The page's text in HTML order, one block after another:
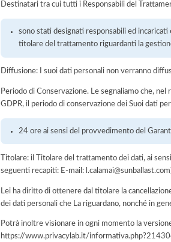
Destinatari tra cui tutti i Responsabili del
sono stati designati responsabili ed
titolare del trattamento riguardanti la
Diffusione: I suoi dati personali non verranno
Periodo di Conservazione. Le segnaliamo che,
GDPR, il periodo di conservazione dei Suoi dati
24 ore ai sensi del provvedimento del
Titolare: il Titolare del trattamento dei dati, ai
seguenti recapiti: E-mail:
Lei ha diritto di ottenere dal titolare la
dei dati personali che La riguardano, nonché in
Potrà inoltre visionare in ogni momento la
https://www.privacylab.it/